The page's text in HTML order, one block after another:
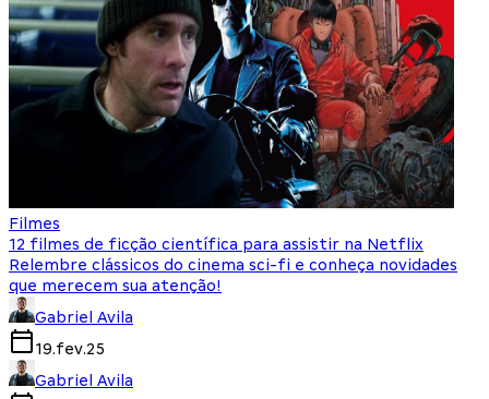
Filmes
12 filmes de ficção científica para assistir na Netflix
Relembre clássicos do cinema sci-fi e conheça novidades
que merecem sua atenção!
Gabriel Avila
19.fev.25
Gabriel Avila